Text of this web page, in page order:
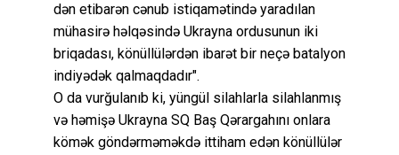
dən etibarən cənub istiqamətində yaradılan
mühasirə həlqəsində Ukrayna ordusunun iki
briqadası, könüllülərdən ibarət bir neçə batalyon
indiyədək qalmaqdadır".
O da vurğulanıb ki, yüngül silahlarla silahlanmış
və həmişə Ukrayna SQ Baş Qərargahını onlara
kömək göndərməməkdə ittiham edən könüllülər